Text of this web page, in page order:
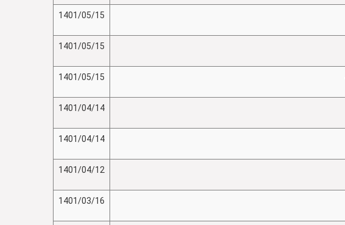
1401/05/15
1401/05/15
1401/05/15
1401/04/14
1401/04/14
1401/04/12
1401/03/16